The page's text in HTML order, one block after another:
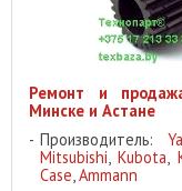
Ремонт и
Минске и Астане
Производитель:
Mitsubishi,Kubota,
Case,Ammann